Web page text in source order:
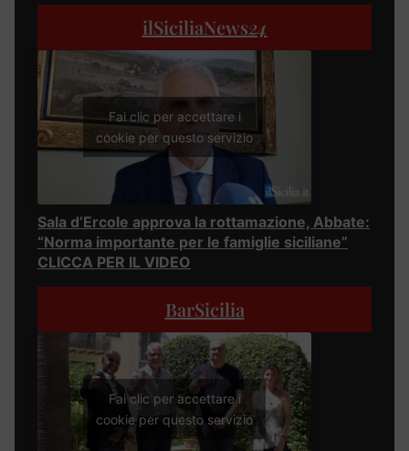
ilSiciliaNews24
Fai clic per accettare i
cookie per questo servizio
Sala d’Ercole approva la rottamazione, Abbate:
“Norma importante per le famiglie siciliane”
CLICCA PER IL VIDEO
BarSicilia
Fai clic per accettare i
cookie per questo servizio